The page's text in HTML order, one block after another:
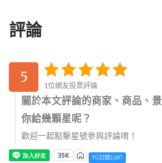
評論
5
1位網友投票評論
關於本文評論的商家、商品、
你給幾顆星呢？
歡迎一起點擊星號參與評論唷！
TG訂閱3,087